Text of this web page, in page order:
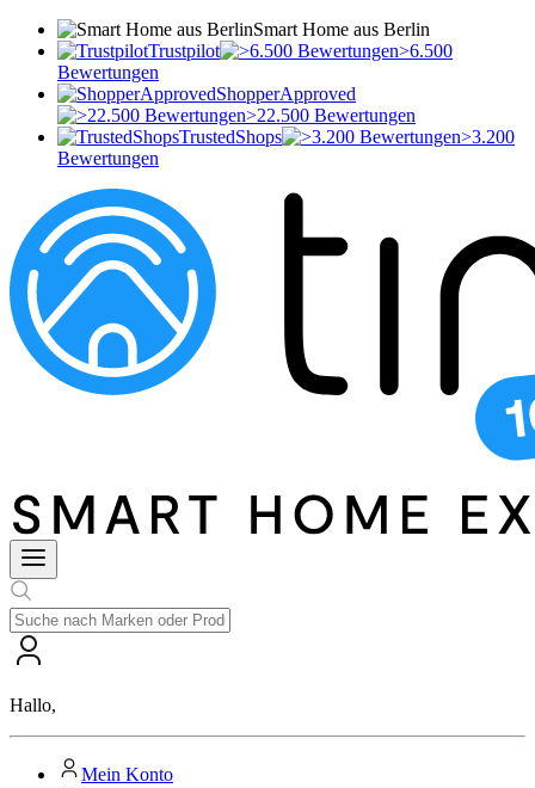
Smart Home aus Berlin
Trustpilot
>6.500
Bewertungen
ShopperApproved
>22.500 Bewertungen
TrustedShops
>3.200
Bewertungen
Hallo,
Mein Konto